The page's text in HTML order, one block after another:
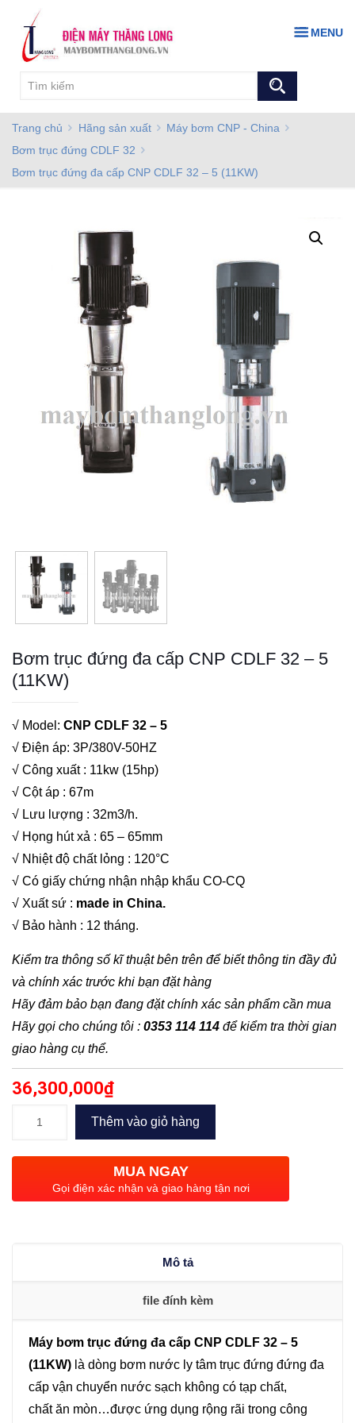
MENU
Trang chủ Hãng sản xuất
Máy bơm CNP - China
Bơm trục đứng CDLF 32
Bơm trục đứng đa cấp CNP CDLF 32 – 5 (11KW)
Bơm trục đứng đa cấp CNP CDLF 32 – 5
(11KW)
√ Model: CNP CDLF 32 – 5
√ Điện áp: 3P/380V-50HZ
√ Công xuất : 11kw (15hp)
√ Cột áp : 67m
√ Lưu lượng : 32m3/h.
√ Họng hút xả : 65 – 65mm
√ Nhiệt độ chất lỏng : 120°C
√ Có giấy chứng nhận nhập khẩu CO-CQ
√ Xuất sứ : made in China.
√ Bảo hành : 12 tháng.
Kiểm tra thông số kĩ thuật bên trên để biết thông tin đầy đủ
và chính xác trước khi bạn đặt hàng
Hãy đảm bảo bạn đang đặt chính xác sản phẩm cần mua
Hãy gọi cho chúng tôi : 0353 114 114 để kiểm tra thời gian
giao hàng cụ thể.
36,300,000₫
đứng
cấp
(11KW)
lượng
Thêm vào giỏ hàng
MUA NGAY
Gọi điện xác nhận và giao hàng tận nơi
Mô tả
file đính kèm
Máy bơm trục đứng đa cấp CNP CDLF 32 – 5
(11KW) là dòng bơm nước ly tâm trục đứng đứng đa
cấp vận chuyển nước sạch không có tạp chất,
chất ăn mòn…được ứng dụng rộng rãi trong công